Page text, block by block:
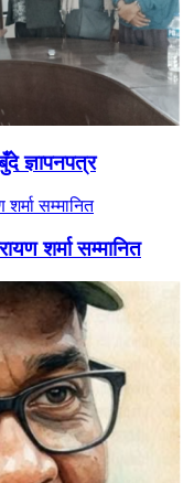
ज्ञापनपत्र
शर्मा सम्मानित